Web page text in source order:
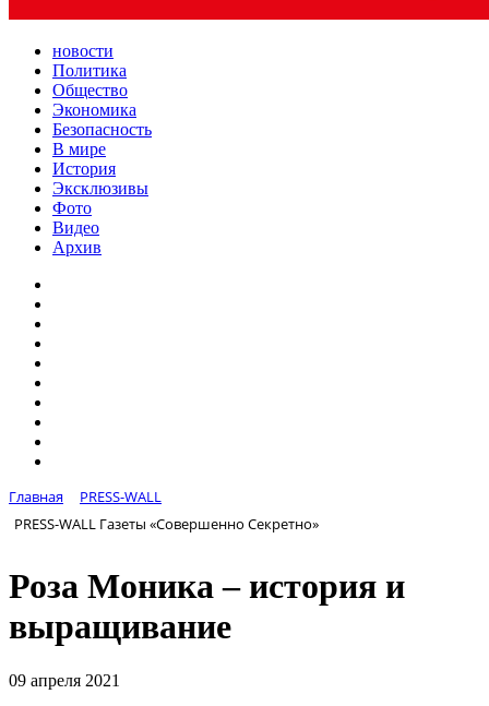
новости
Политика
Общество
Экономика
Безопасность
В мире
История
Эксклюзивы
Фото
Видео
Архив
Главная
PRESS-WALL
PRESS-WALL Газеты «Совершенно Секретно»
Роза Моника – история и
выращивание
09 апреля 2021